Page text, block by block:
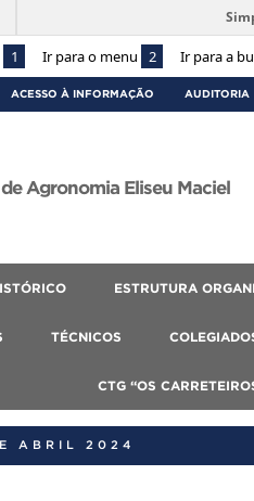
1 Ir para o menu 2 Ir para a
ACESSO À INFORMAÇÃO AUDITORIA
Agronomia Eliseu Maciel
ESTRUTURA
TÉCNICOS
CTG “OS
ABRIL 2024